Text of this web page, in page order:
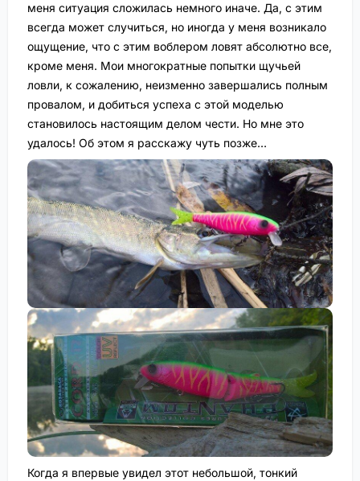
меня ситуация сложилась немного иначе. Да, с этим
всегда может случиться, но иногда у меня возникало
ощущение, что с этим воблером ловят абсолютно все,
кроме меня. Мои многократные попытки щучьей
ловли, к сожалению, неизменно завершались полным
провалом, и добиться успеха с этой моделью
становилось настоящим делом чести. Но мне это
удалось! Об этом я расскажу чуть позже…
Когда я впервые увидел этот небольшой, тонкий